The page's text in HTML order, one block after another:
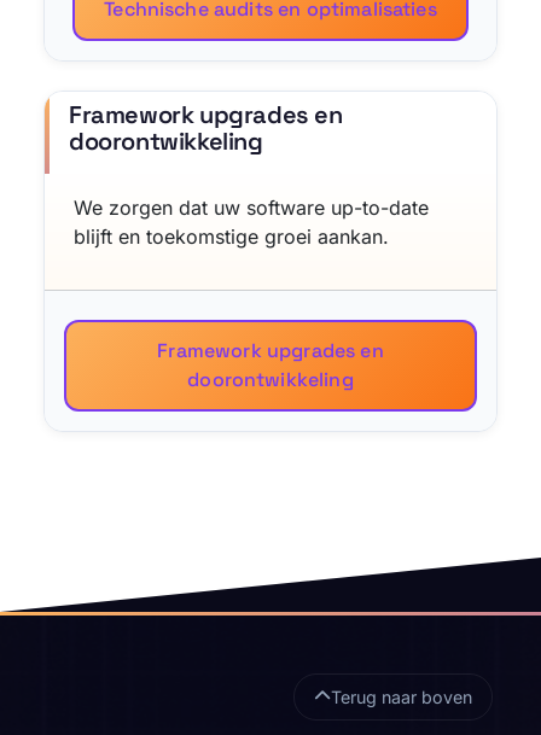
Technische audits en optimalisaties
Framework upgrades en
doorontwikkeling
We zorgen dat uw software up-to-date
blijft en toekomstige groei aankan.
Framework upgrades en
doorontwikkeling
Terug naar boven